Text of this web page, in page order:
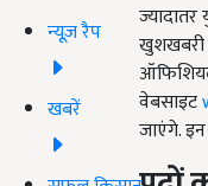
न्यूज़ रैप
खबरें
खुशखबरी
वेबसाइट
जाएंगे.